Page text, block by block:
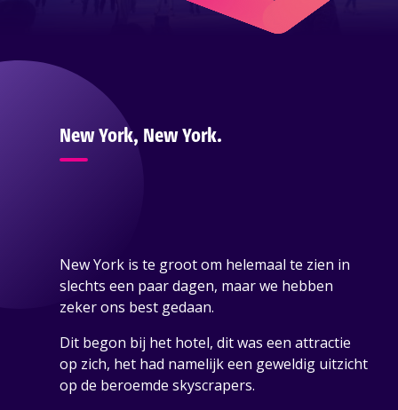
New York, New York.
New York is te groot om helemaal te zien in
slechts een paar dagen, maar we hebben
zeker ons best gedaan.
Dit begon bij het hotel, dit was een attractie
op zich, het had namelijk een geweldig uitzicht
op de beroemde skyscrapers.